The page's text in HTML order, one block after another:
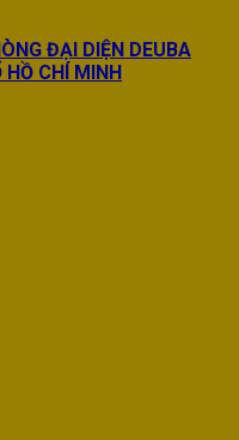
ĐẠI DIỆN DEUBA
HỒ CHÍ MINH